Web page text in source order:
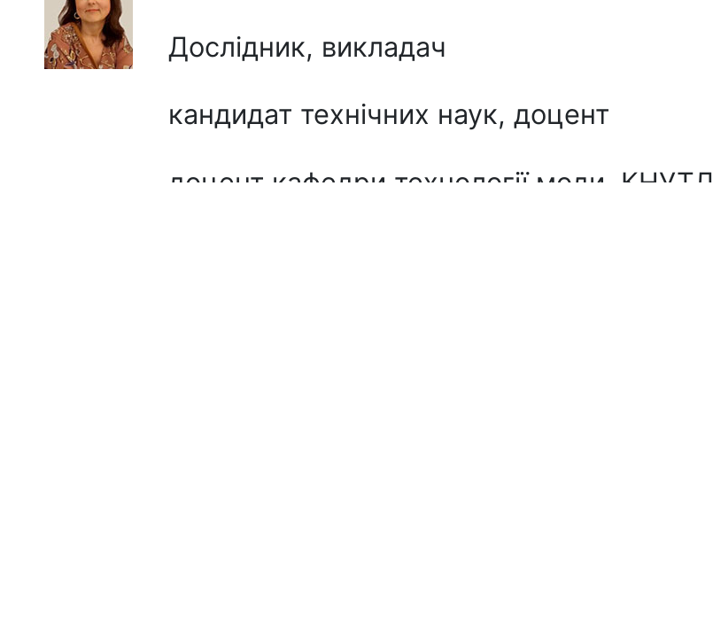
Дослідник, викладач
кандидат технічних наук, доцент
доцент кафедри технології моди, КНУТД